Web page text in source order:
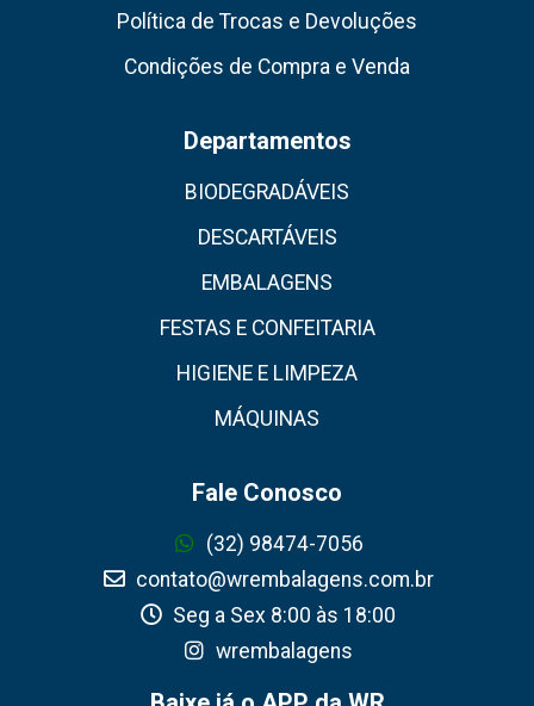
Política de Trocas e Devoluções
Condições de Compra e Venda
Departamentos
BIODEGRADÁVEIS
DESCARTÁVEIS
EMBALAGENS
FESTAS E CONFEITARIA
HIGIENE E LIMPEZA
MÁQUINAS
Fale Conosco
(32) 98474-7056
contato@wrembalagens.com.br
Seg a Sex 8:00 às 18:00
wrembalagens